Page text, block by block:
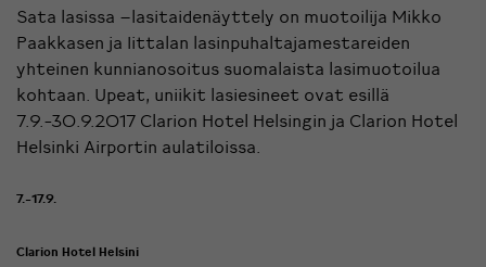
Sata lasissa –lasitaidenäyttely on muotoilija Mikko
Paakkasen ja Iittalan lasinpuhaltajamestareiden
yhteinen kunnianosoitus suomalaista lasimuotoilua
kohtaan. Upeat, uniikit lasiesineet ovat esillä
7.9.-30.9.2017 Clarion Hotel Helsingin ja Clarion Hotel
Helsinki Airportin aulatiloissa.
7.-17.9.
Clarion Hotel Helsini